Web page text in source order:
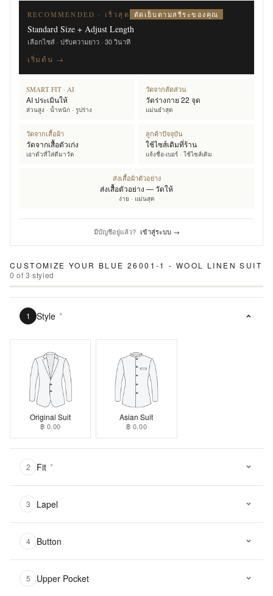
RECOMMENDED · เร็วสุด ตัดเย็บตามสรีระของคุณ
Standard Size + Adjust Length
เลือกไซส์ · ปรับความยาว · 30 วินาที
เริ่มต้น →
SMART FIT · AI
AI ประเมินให้
ส่วนสูง · น้ำหนัก · รูปร่าง
วัดจากสัดส่วน
วัดร่างกาย 22 จุด
แม่นยำสุด
วัดจากเสื้อผ้า
วัดจากเสื้อตัวเก่ง
เอาตัวที่ใส่ดีมาวัด
ลูกค้าปัจจุบัน
ใช้ไซส์เดิมที่ร้าน
แจ้งชื่อ-เบอร์ · ใช้ไซส์เดิม
ส่งเสื้อผ้าตัวอย่าง
ส่งเสื้อตัวอย่าง — วัดให้
ง่าย · แม่นสุด
มีบัญชีอยู่แล้ว? เข้าสู่ระบบ →
CUSTOMIZE YOUR BLUE 26001-1 - WOOL LINEN SUIT
0 of3 styled
1 Style *
Original Suit
฿ 0.00
Asian Suit
฿ 0.00
2 Fit *
3 Lapel
4 Button
5 Upper Pocket